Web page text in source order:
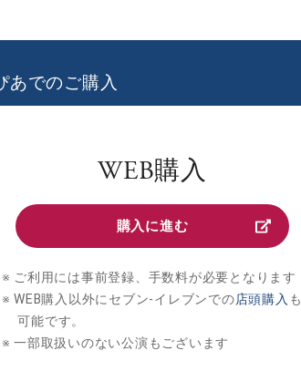
あでのご購入
WEB購入
購入に進む
ご利用には事前登録、手数料が必要となります
WEB購入以外にセブン‐イレブンでの店頭購入 も
可能です。
一部取扱いのない公演もございます